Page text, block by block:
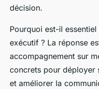
décision.
Pourquoi est-il
exécutif ? La réponse
accompagnement sur
concrets pour déployer
et améliorer la